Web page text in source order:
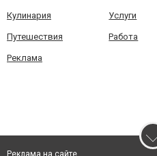
Кулинария Услуги
Путешествия Работа
Реклама
Реклама на сайте